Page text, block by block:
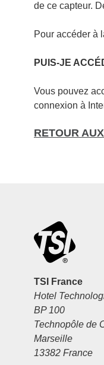
de ce capteur.
Pour accéder à
PUIS-JE
Vous pouvez
connexion à
RETOUR
TSI France
Hotel
BP 100
Technopôle de
Marseille
13382 France